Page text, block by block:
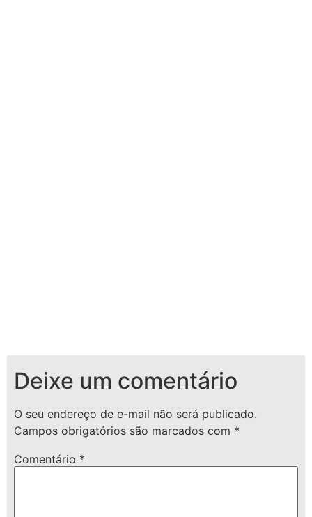
Deixe um comentário
O seu endereço de e-mail não será publicado.
Campos obrigatórios são marcados com *
Comentário *